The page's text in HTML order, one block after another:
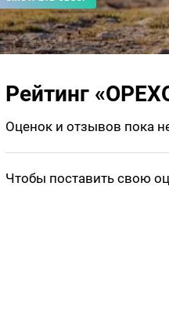
Рейтинг
Оценок и отзывов пока
Чтобы поставить свою